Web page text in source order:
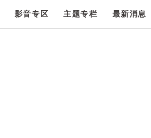
影音专区 主题专栏 最新消息